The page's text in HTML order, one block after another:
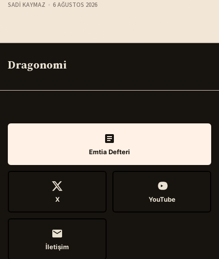
SADI KAYMAZ 6 AĞUSTOS 2026
Dragonomi
Emtia Defteri
X YouTube
İletişim